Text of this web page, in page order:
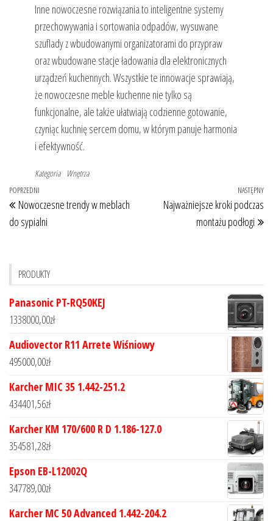
Inne nowoczesne rozwiązania to inteligentne systemy
przechowywania i sortowania odpadów, wysuwane
szuflady z wbudowanymi organizatorami do przypraw
oraz wbudowane stacje ładowania dla elektronicznych
urządzeń kuchennych. Wszystkie te innowacje sprawiają,
że nowoczesne meble kuchenne nie tylko są
funkcjonalne, ale także ułatwiają codzienne gotowanie,
czyniąc kuchnię sercem domu, w którym panuje harmonia
i efektywność.
Kategoria Wnętrza
Nawigacja
wpisu
Poprzedni
wpis
POPRZEDNI
Nowoczesne trendy w meblach
do sypialni
NASTĘPNY
Najważniejsze kroki podczas
montażu podłogi
PRODUKTY
Panasonic PT-RQ50KEJ
1338000,00zł
Audiovector R11 Arrete Wiśniowy
495000,00zł
Karcher MIC 35 1.442-251.2
434401,56zł
Karcher KM 170/600 R D 1.186-127.0
354581,28zł
Epson EB-L12002Q
347789,00zł
Karcher MC 50 Advanced 1.442-204.2